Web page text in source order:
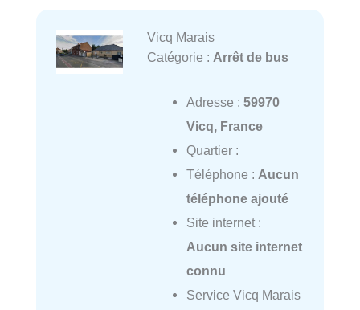
Vicq Marais
Catégorie : Arrêt de bus
Adresse : 59970
Vicq, France
Quartier :
Téléphone : Aucun
téléphone ajouté
Site internet :
Aucun site internet
connu
Service Vicq Marais